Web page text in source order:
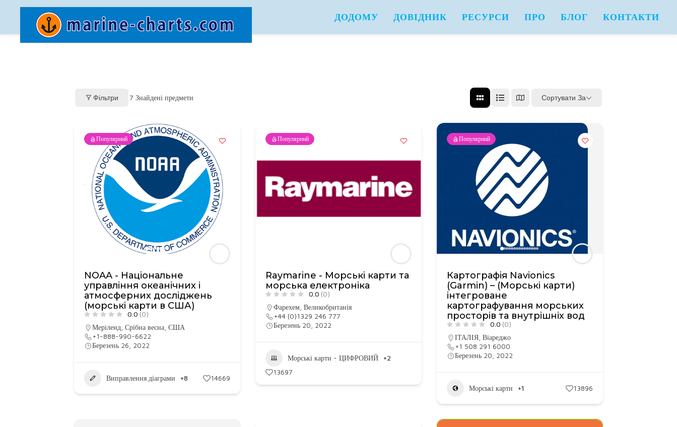
ДОДОМУ ДОВІДНИК РЕСУРСИ ПРО БЛОГ КОНТАКТИ
Фільтри 7 Знайдені предмети Сортувати За
Популярний
NOAA - Національне
управління океанічних і
атмосферних досліджень
(морські карти в США)
0.0 (0)
Меріленд Срібна весна США
+1-888-990-6622
Березень 26, 2022
Виправлення діаграми +8 14669
Популярний
Raymarine - Морські карти та
морська електроніка
0.0 (0)
Фарехем, Великобританія
+44 (0)1329 246 777
Березень 20, 2022
Морські карти - ЦИФРОВИЙ
+2
13697
Популярний
Картографія Navionics
(Garmin) – (Морські карти)
інтегроване
картографування морських
просторів та внутрішніх вод
0.0 (0)
ІТАЛІЯ, Віареджо
+1 508 291 6000
Березень 20, 2022
Морські карти +1 13896